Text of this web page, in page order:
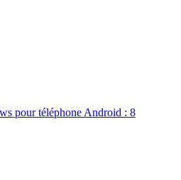
pour téléphone Android : 8